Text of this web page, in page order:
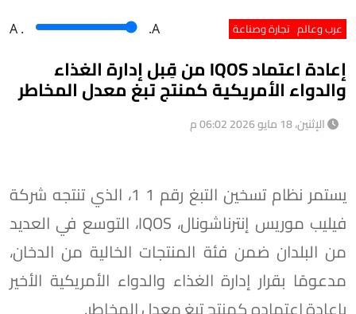
عرب وعالم تجارة وصناعة A . .A
إعادة اعتماد IQOS من قِبل إدارة الغذاء
والدواء الأمريكية كمنتج تبغ معدل المخاطر
الإثنين، 18 مايو 2026 06:02 م
يستمر نظام تسخين التبغ رقم 1 1، الذي تنتجه شركة
فيليب موريس إنترناشونال، IQOS، التوسع في العديد
من البلدان ضمن فئة المنتجات الخالية من الدخان،
مدعومًا بقرار إدارة الغذاء والدواء الأمريكية الأخير